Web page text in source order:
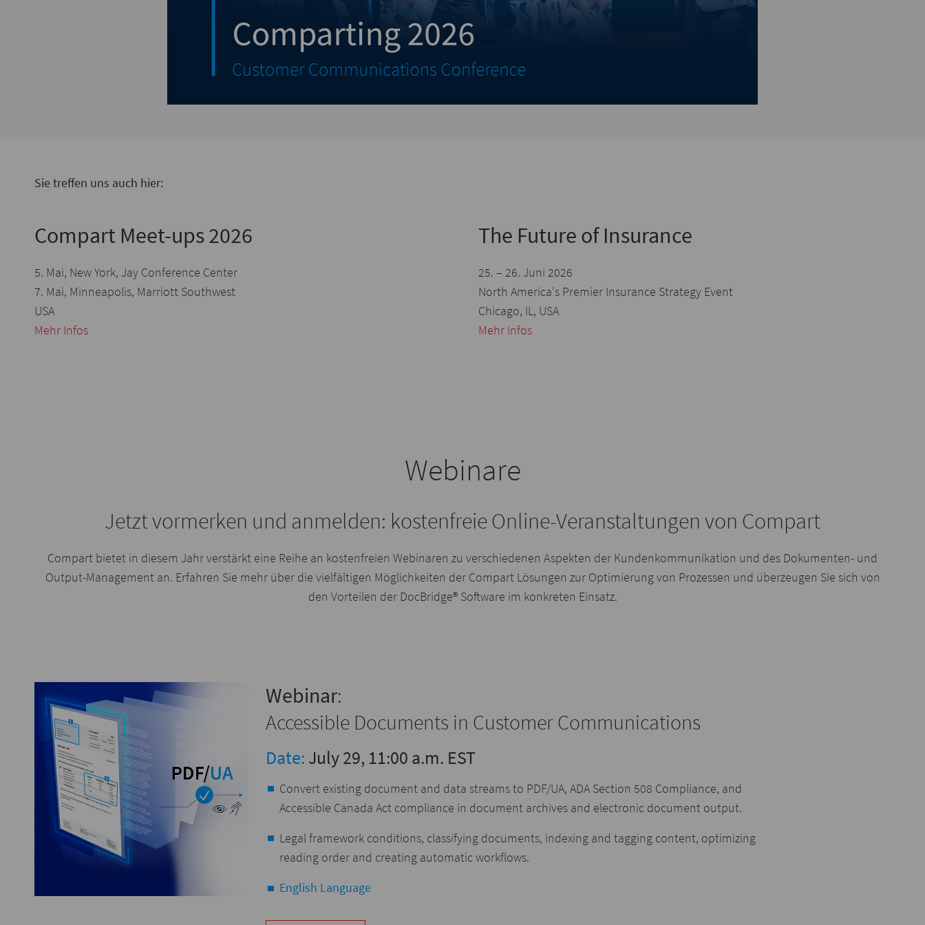
Sie treffen uns auch hier:
Compart Meet-ups 2026
5. Mai, New York, Jay Conference Center
7. Mai, Minneapolis, Marriott Southwest
USA
Mehr Infos
The Future of Insurance
25. – 26. Juni 2026
North America's Premier Insurance Strategy Event
Chicago, IL, USA
Mehr Infos
Webinare
Jetzt vormerken und anmelden: kostenfreie Online-Veranstaltungen von Compart
Compart bietet in diesem Jahr verstärkt eine Reihe an kostenfreien Webinaren zu verschiedenen Aspekten der Kundenkommunikation und des Dokumenten- und
Output-Management an. Erfahren Sie mehr über die vielfältigen Möglichkeiten der Compart Lösungen zur Optimierung von Prozessen und überzeugen Sie sich von
den Vorteilen der DocBridge® Software im konkreten Einsatz.
Webinar:
Accessible Documents in Customer Communications
Date: July 29, 11:00 a.m. EST
Convert existing document and data streams to PDF/UA, ADA Section 508 Compliance, and
Accessible Canada Act compliance in document archives and electronic document output.
Legal framework conditions, classifying documents, indexing and tagging content, optimizing
reading order and creating automatic workflows.
English Language